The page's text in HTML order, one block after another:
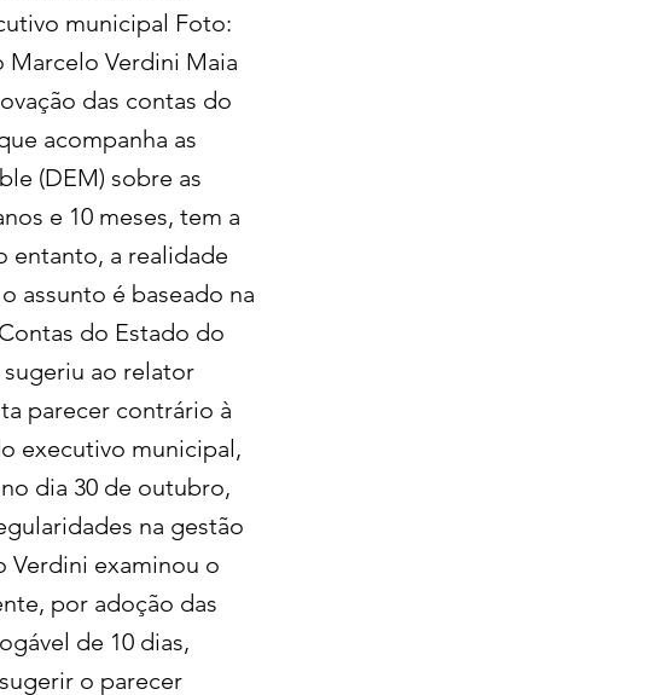
municipal Foto:
Verdini Maia
das contas do
acompanha as
(DEM) sobre as
e 10 meses, tem a
entanto, a realidade
assunto é baseado na
do Estado do
ao relator
parecer contrário à
executivo municipal,
dia 30 de outubro,
na gestão
examinou o
por adoção das
de 10 dias,
o parecer